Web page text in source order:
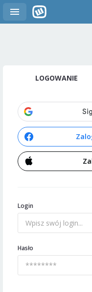
LOGOWANIE
Login
Hasło